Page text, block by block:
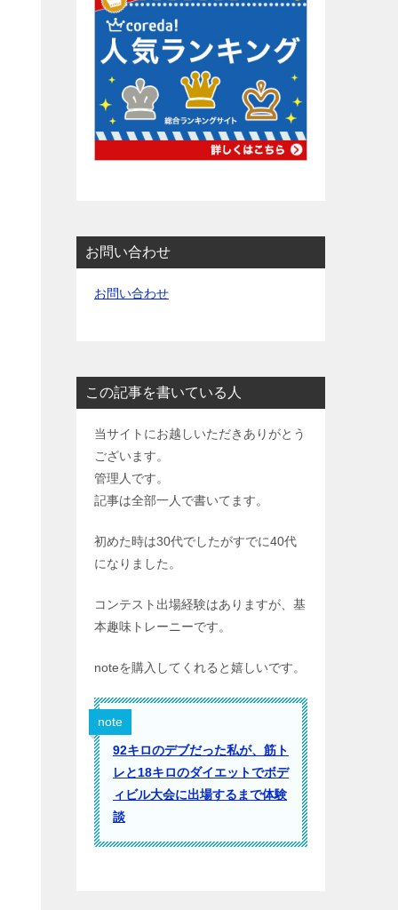
お問い合わせ
お問い合わせ
この記事を書いている人
当サイトにお越しいただきありがとう
ございます。
管理人です。
記事は全部一人で書いてます。
初めた時は30代でしたがすでに40代
になりました。
コンテスト出場経験はありますが、基
本趣味トレーニーです。
noteを購入してくれると嬉しいです。
note
92キロのデブだった私が、筋ト
レと18キロのダイエットでボデ
ィビル大会に出場するまで体験
談